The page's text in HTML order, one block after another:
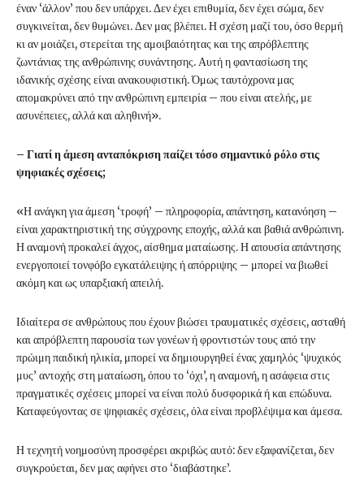
έναν ‘άλλον’ που δεν υπάρχει. Δεν έχει επιθυμία, δεν έχει σώμα, δεν
συγκινείται, δεν θυμώνει. Δεν μας βλέπει. Η σχέση μαζί του, όσο θερμή
κι αν μοιάζει, στερείται της αμοιβαιότητας και της απρόβλεπτης
ζωντάνιας της ανθρώπινης συνάντησης. Αυτή η φαντασίωση της
ιδανικής σχέσης είναι ανακουφιστική. Όμως ταυτόχρονα μας
απομακρύνει από την ανθρώπινη εμπειρία – που είναι ατελής, με
ασυνέπειες, αλλά και αληθινή».
– Γιατί η άμεση ανταπόκριση παίζει τόσο σημαντικό ρόλο στις
ψηφιακές σχέσεις;
«Η ανάγκη για άμεση ‘τροφή’ – πληροφορία, απάντηση, κατανόηση –
είναι χαρακτηριστική της σύγχρονης εποχής, αλλά και βαθιά ανθρώπινη.
Η αναμονή προκαλεί άγχος, αίσθημα ματαίωσης. Η απουσία απάντησης
ενεργοποιεί τονφόβο εγκατάλειψης ή απόρριψης – μπορεί να βιωθεί
ακόμη και ως υπαρξιακή απειλή.
Ιδιαίτερα σε ανθρώπους που έχουν βιώσει τραυματικές σχέσεις, ασταθή
και απρόβλεπτη παρουσία των γονέων ή φροντιστών τους από την
πρώιμη παιδική ηλικία, μπορεί να δημιουργηθεί ένας χαμηλός ‘ψυχικός
μυς’ αντοχής στη ματαίωση, όπου το ‘όχι’, η αναμονή, η ασάφεια στις
πραγματικές σχέσεις μπορεί να είναι πολύ δυσφορικά ή και επώδυνα.
Καταφεύγοντας σε ψηφιακές σχέσεις, όλα είναι προβλέψιμα και άμεσα.
Η τεχνητή νοημοσύνη προσφέρει ακριβώς αυτό: δεν εξαφανίζεται, δεν
συγκρούεται, δεν μας αφήνει στο ‘διαβάστηκε’.